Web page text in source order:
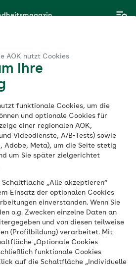
AOK nutzt Cookies
Ihre
funktionale Cookies, um die
und optionale Cookies für
einer regionalen AOK,
Videodienste, A/B-Tests) sowie
Adobe, Meta), um die Seite stetig
um Sie später zielgerichtet
„Alle akzeptieren“
Einsatz der optionalen Cookies
einverstanden. Wenn Sie
o.g. Zwecken einzelne Daten an
und von diesen teilweise
(Profilbildung) verarbeitet. Mit
„Optionale Cookies
funktionale Cookies
auf die Schaltfläche „Individuelle
einem
oder einer
Lesedauer
sich um
Urogenitalsystems, also
Geschlechtsorgane.